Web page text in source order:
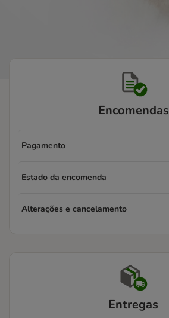
Encomendas
Pagamento
Estado da encomenda
Alterações e cancelamento
Entregas